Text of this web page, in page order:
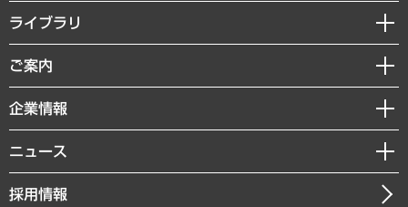
経営戦略
組織・人事戦略
デジタルイノベーション
共生・ダイバーシティ
GRC（ガバナンス・リスク・コンプライアンス）・防災（政策）
経済・産業・雇用・労働
ライブラリ
経済調査
レポート
コラム
経営用語集
ご案内
セミナー・イベント情報
MUFGビジネスセミナー
受託案件情報
企業情報
私たちの想い
社長メッセージ
会社概要
ニュース
ニュースリリース
採用情報